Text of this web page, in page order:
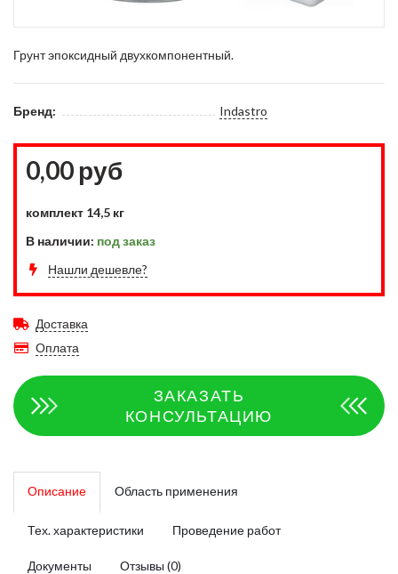
Грунт эпоксидный двухкомпонентный.
Бренд: Indastro
0,00 руб
комплект 14,5 кг
В наличии: под заказ
Нашли дешевле?
Доставка
Оплата
ЗАКАЗАТЬ
КОНСУЛЬТАЦИЮ
Описание Область применения
Тех. характеристики Проведение работ
Документы Отзывы (0)